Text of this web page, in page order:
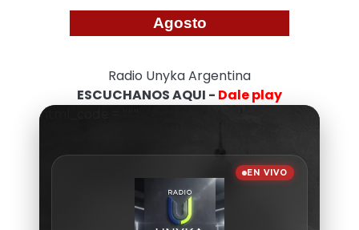
Agosto
Radio Unyka Argentina
ESCUCHANOS AQUI - Dale play